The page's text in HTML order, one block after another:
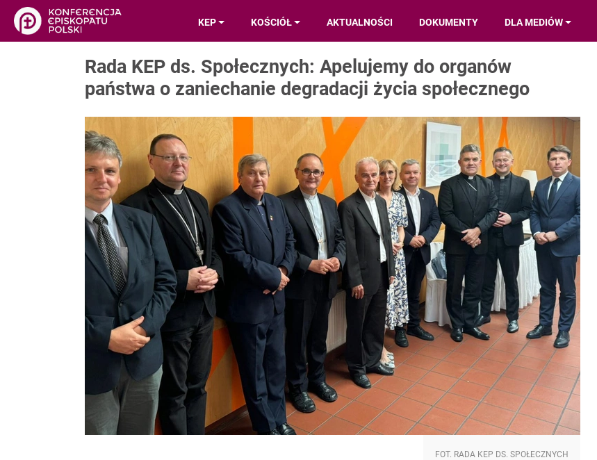
KEP KOŚCIÓŁ AKTUALNOŚCI DOKUMENTY DLA MEDIÓW
Rada KEP ds. Społecznych: Apelujemy do organów
państwa o zaniechanie degradacji życia społecznego
FOT. RADA KEP DS. SPOŁECZNYCH